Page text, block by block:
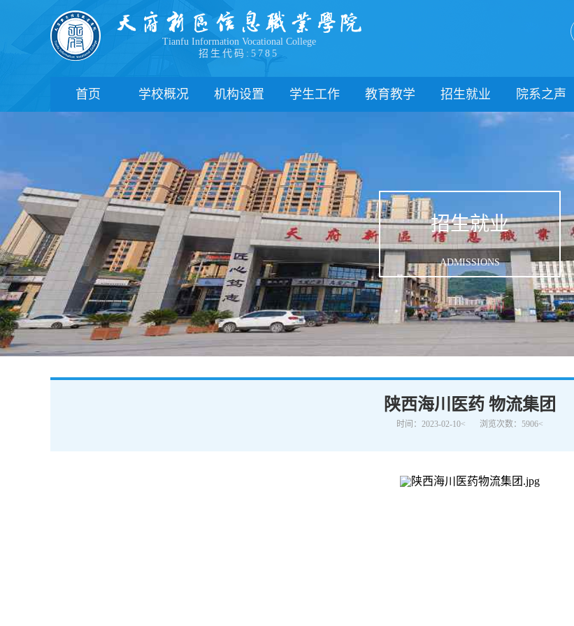
Tianfu Information Vocational College
招生代码:5785
首页 学校概况
学院领导
办学理念
办学特色
校园风貌
机构设置
职能部门
学生工作
新闻动态
团委
管理制度
学生风采
心理健康
下载中心
联系我们
教育教学
教学通知
教学动态
实践教学
专业建设
课程建设
教学改革
学术交流
招生就业 院系之声
招生就业
ADMISSIONS
陕西海川医药 物流集团
时间：2023-02-10< 浏览次数：5906<